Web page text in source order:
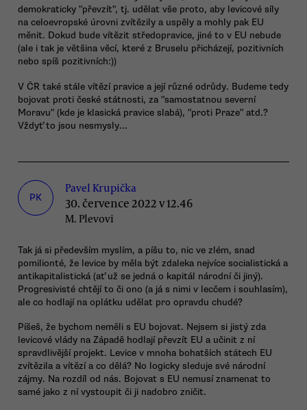
demokraticky "převzít", tj. udělat vše proto, aby levicové síly
na celoevropské úrovni zvítězily a uspěly a mohly pak EU
měnit. Dokud bude vítězit středopravice, jiné to v EU nebude
(ale i tak je většina věcí, které z Bruselu přicházejí, pozitivních
nebo spíš pozitivních:))
V ČR také stále vítězí pravice a její různé odrůdy. Budeme tedy
bojovat proti české státnosti, za "samostatnou severní
Moravu" (kde je klasická pravice slabá), "proti Praze" atd.?
Vždyť to jsou nesmysly...
PK
Pavel Krupička
30. července 2022 v 12.46
M. Plevovi
Tak já si především myslím, a píšu to, nic ve zlém, snad
pomilionté, že levice by měla být zdaleka nejvíce socialistická a
antikapitalistická (ať už se jedná o kapitál národní či jiný).
Progresivisté chtějí to či ono (a já s nimi v lecčem i souhlasím),
ale co hodlají na oplátku udělat pro opravdu chudé?
Píšeš, že bychom neměli s EU bojovat. Nejsem si jistý zda
levicové vlády na Západě hodlají převzít EU a učinit z ní
spravdlivější projekt. Levice v mnoha bohatších státech EU
zvítězila a vítězí a co dělá? No logicky sleduje své národní
zájmy. Na rozdíl od nás. Bojovat s EU nemusí znamenat to
samé jako z ní vystoupit či ji nadobro zničit.